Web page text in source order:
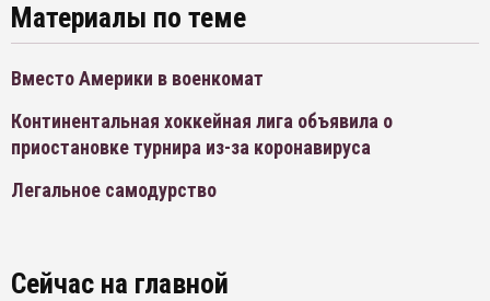
Материалы по теме
Вместо Америки в военкомат
Континентальная хоккейная лига объявила о
приостановке турнира из-за коронавируса
Легальное самодурство
Сейчас на главной